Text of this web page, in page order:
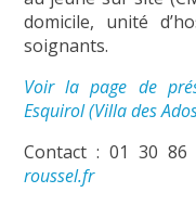
domicile, unité
soignants.
Voir la page de
Esquirol (Villa des
Contact : 01 30
roussel.fr